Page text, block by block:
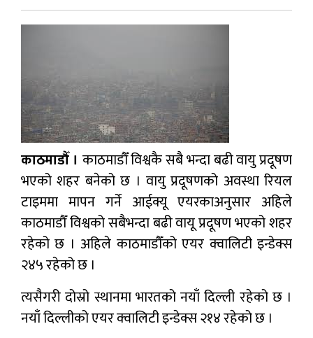
काठमाडौँ । काठमाडौँ विश्वकै सबै भन्दा बढी वायु प्रदूषण
भएको शहर बनेको छ । वायु प्रदूषणको अवस्था रियल
टाइममा मापन गर्ने आईक्यू एयरकाअनुसार अहिले
काठमाडौँ विश्वको सबैभन्दा बढी वायू प्रदूषण भएको शहर
रहेको छ । अहिले काठमाडौँको एयर क्वालिटी इन्डेक्स
२४५ रहेको छ ।
त्यसैगरी दोस्रो स्थानमा भारतको नयाँ दिल्ली रहेको छ ।
नयाँ दिल्लीको एयर क्वालिटी इन्डेक्स २१४ रहेको छ ।